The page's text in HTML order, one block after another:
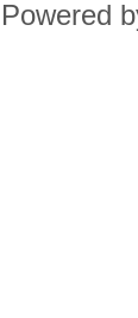
Powered